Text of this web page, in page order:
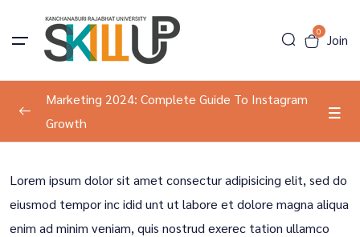
0
Join
Program Information
Development 0/1
Result Course
Marketing 2024: Complete Guide To Instagram
Growth
Lorem ipsum dolor sit amet consectur adipisicing elit, sed do
eiusmod tempor inc idid unt ut labore et dolore magna aliqua
enim ad minim veniam, quis nostrud exerec tation ullamco